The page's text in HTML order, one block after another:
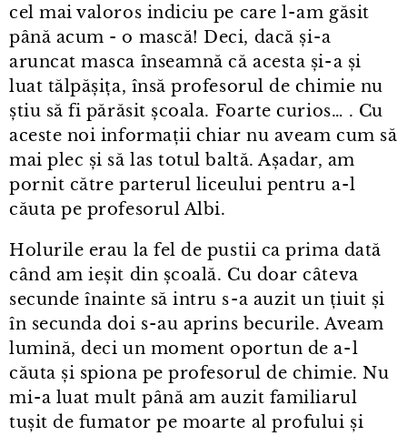
cel mai valoros indiciu pe care l⁠-⁠am găsit
până acum - o mască! Deci, dacă și⁠-⁠a
aruncat masca înseamnă că acesta și⁠-⁠a și
luat tălpășița, însă profesorul de chimie nu
știu să fi părăsit școala. Foarte curios… . Cu
aceste noi informații chiar nu aveam cum să
mai plec și să las totul baltă. Așadar, am
pornit către parterul liceului pentru a⁠-⁠l
căuta pe profesorul Albi.
Holurile erau la fel de pustii ca prima dată
când am ieșit din școală. Cu doar câteva
secunde înainte să intru s⁠-⁠a auzit un țiuit și
în secunda doi s⁠-⁠au aprins becurile. Aveam
lumină, deci un moment oportun de a⁠-⁠l
căuta și spiona pe profesorul de chimie. Nu
mi⁠-⁠a luat mult până am auzit familiarul
tușit de fumator pe moarte al profului și